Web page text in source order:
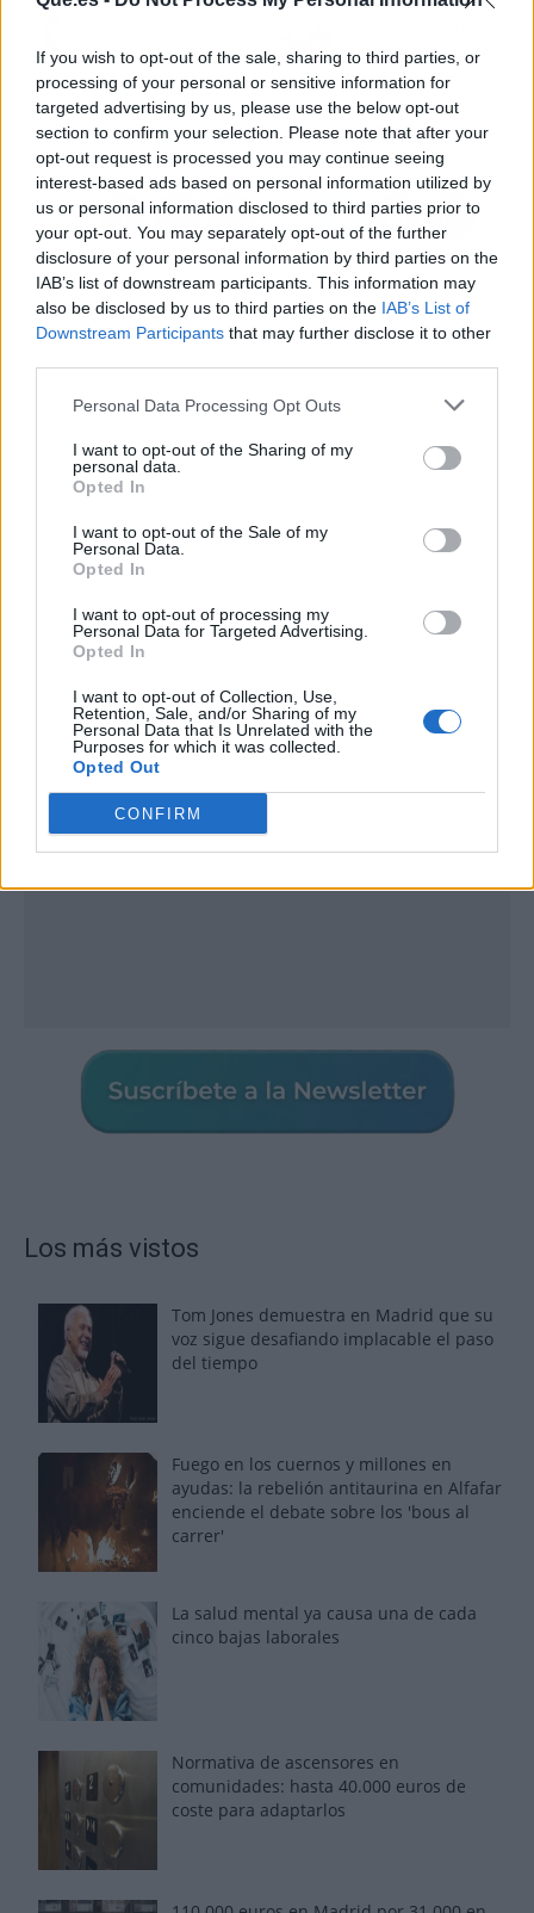
If you wish to opt-out of the sale, sharing to third parties, or
processing of your personal or sensitive information for
targeted advertising by us, please use the below opt-out
section to confirm your selection. Please note that after your
opt-out request is processed you may continue seeing
interest-based ads based on personal information utilized by
us or personal information disclosed to third parties prior to
your opt-out. You may separately opt-out of the further
disclosure of your personal information by third parties on the
IAB’s list of downstream participants. This information may
also be disclosed by us to third parties on the IAB’s List of
Downstream Participants that may further disclose it to other
Personal Data Processing Opt Outs
I want to opt-out of the Sharing of my
personal data.
Opted In
I want to opt-out of the Sale of my
Personal Data.
Opted In
I want to opt-out of processing my
Personal Data for Targeted Advertising.
Opted In
I want to opt-out of Collection, Use,
Retention, Sale, and/or Sharing of my
Personal Data that Is Unrelated with the
Purposes for which it was collected.
Opted Out
CONFIRM
equipos hidráulicos
industriales con la
compañía IDP Ingenia
Canaria, de la mano de
Inmoplanet Canarias, la
inmobiliaria de
Maspalomas
Los más vistos
Tom Jones demuestra en Madrid que su
voz sigue desafiando implacable el paso
del tiempo
Fuego en los cuernos y millones en
ayudas: la rebelión antitaurina en Alfafar
enciende el debate sobre los 'bous al
carrer'
La salud mental ya causa una de cada
cinco bajas laborales
Normativa de ascensores en
comunidades: hasta 40.000 euros de
coste para adaptarlos